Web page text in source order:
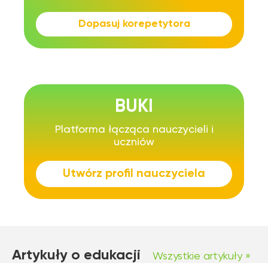
Dopasuj korepetytora
BUKI
Platforma łącząca nauczycieli i
uczniów
Utwórz profil nauczyciela
Artykuły o edukacji Wszystkie artykuły »